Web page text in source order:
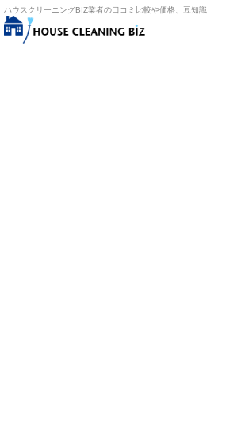
ハウスクリーニングBIZ業者の口コミ比較や価格、豆知識